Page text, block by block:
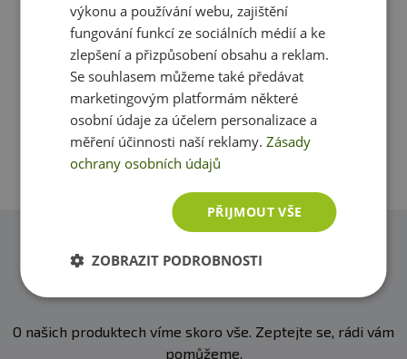
Máte s produktem zkušenost? Napište recenzi a
pomozte tak ostatním zákazníkům s rozhodováním.
Děkujeme :-)
Přidat vlastní hodnocení
Dotazy
O našich produktech víme skoro vše. Zeptejte se, rádi vám
pomůžeme.
výkonu a používání webu, zajištění
fungování funkcí ze sociálních médií a ke
zlepšení a přizpůsobení obsahu a reklam.
Se souhlasem můžeme také předávat
marketingovým platformám některé
osobní údaje za účelem personalizace a
měření účinnosti naší reklamy.Zásady
ochrany osobních údajů
PŘIJMOUT VŠE
ZOBRAZIT PODROBNOSTI